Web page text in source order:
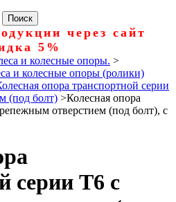
через сайт
5%
и колесные опоры. >
и колесные опоры (ролики)
опора транспортной серии
(под болт) >Колесная опора
отверстием (под болт), с
серии Т6 с